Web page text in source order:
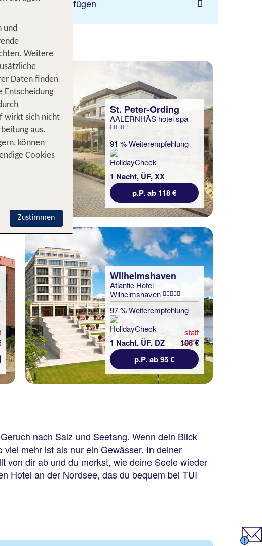
Filter hinzufügen
St. Peter-Ording
AALERNHÃS hotel spa
91 % Weiterempfehlung
1 Nacht, ÜF, XX
p.P. ab 118 €
Wilhelmshaven
Atlantic Hotel
Wilhelmshaven
97 % Weiterempfehlung
1 Nacht, ÜF, DZ
statt
106 €
p.P. ab 95 €
nach Salz und Seetang. Wenn dein Blick
mehr ist als nur ein Gewässer. In deiner
von dir ab und du merkst, wie deine Seele wieder
Hotel an der Nordsee, das du bequem bei TUI
und
Weitere
Daten finden
Entscheidung
wirkt sich nicht
aus.
können
Cookies
Zustimmen